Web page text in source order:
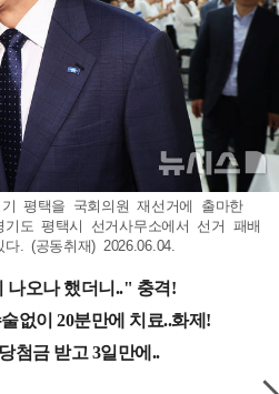
평택을 국회의원 재선거에 출마한
도 평택시 선거사무소에서 선거 패배
. (공동취재) 2026.06.04.